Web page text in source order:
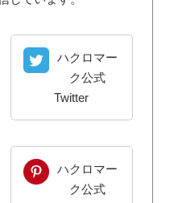
ハクロマー
ク公式
Twitter
ハクロマー
ク公式